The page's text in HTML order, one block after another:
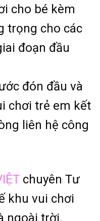
cho bé kèm
trọng cho các
đoạn đầu
đón đầu và
chơi trẻ em kết
liên hệ công
chuyên Tư
khu vui chơi
ngoài trời.